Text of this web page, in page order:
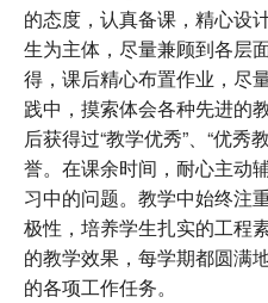
的态度，认真备课，精心设
生为主体，尽量兼顾到各层
得，课后精心布置作业，尽
践中，摸索体会各种先进的
后获得过“教学优秀”、“优秀
誉。在课余时间，耐心主动
习中的问题。教学中始终注
极性，培养学生扎实的工程
的教学效果，每学期都圆满
的各项工作任务。